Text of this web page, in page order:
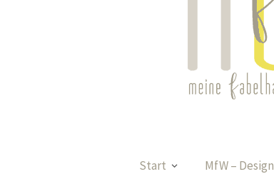
Start MfW – Design